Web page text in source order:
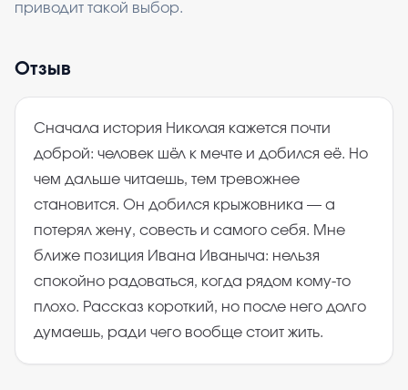
приводит такой выбор.
Отзыв
Сначала история Николая кажется почти
доброй: человек шёл к мечте и добился её. Но
чем дальше читаешь, тем тревожнее
становится. Он добился крыжовника — а
потерял жену, совесть и самого себя. Мне
ближе позиция Ивана Иваныча: нельзя
спокойно радоваться, когда рядом кому-то
плохо. Рассказ короткий, но после него долго
думаешь, ради чего вообще стоит жить.